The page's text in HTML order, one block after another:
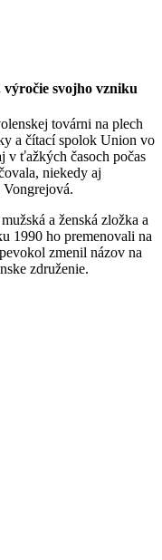
výročie svojho vzniku
továrni na plech
a čítací spolok Union vo
v ťažkých časoch počas
niekedy aj
a ženská zložka a
1990 ho premenovali na
zmenil názov na
združenie.